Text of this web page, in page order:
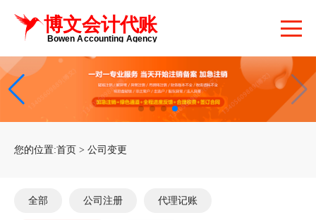
您的位置:首页 > 公司变更
全部 公司注册 代理记账